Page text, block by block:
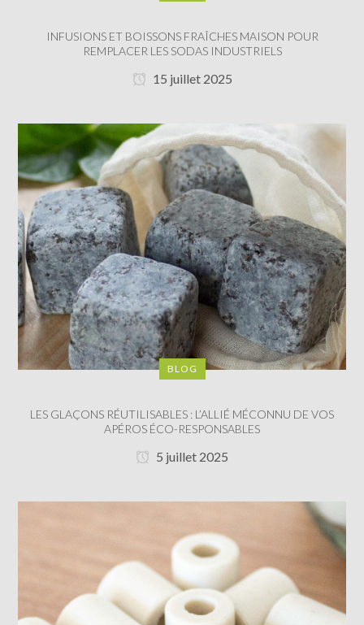
INFUSIONS ET BOISSONS FRAÎCHES MAISON POUR
REMPLACER LES SODAS INDUSTRIELS
15 juillet 2025
BLOG
LES GLAÇONS RÉUTILISABLES : L’ALLIÉ MÉCONNU DE VOS
APÉROS ÉCO-RESPONSABLES
5 juillet 2025